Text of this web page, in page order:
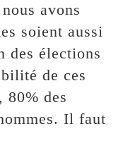
avons
soient aussi
des élections
de ces
80% des
Il faut